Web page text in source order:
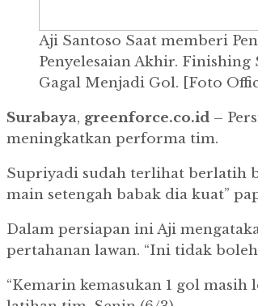
Aji Santoso Saat memberi
Penyelesaian Akhir. Finishing
Gagal Menjadi Gol. [Foto
Surabaya, greenforce.co.id –
meningkatkan performa tim.
Supriyadi sudah terlihat berlatih
main setengah babak dia kuat”
Dalam persiapan ini Aji
pertahanan lawan. “Ini tidak
“Kemarin kemasukan 1 gol